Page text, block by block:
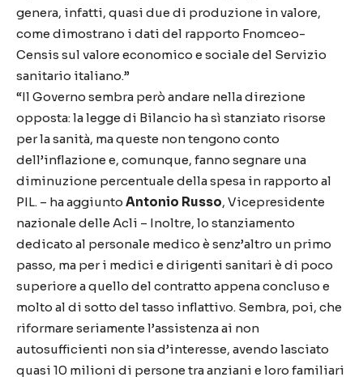
genera, infatti, quasi due di produzione in valore,
come dimostrano i dati del rapporto Fnomceo-
Censis sul valore economico e sociale del Servizio
sanitario italiano.”
“Il Governo sembra però andare nella direzione
opposta: la legge di Bilancio ha sì stanziato risorse
per la sanità, ma queste non tengono conto
dell’inflazione e, comunque, fanno segnare una
diminuzione percentuale della spesa in rapporto al
PIL. – ha aggiunto Antonio Russo, Vicepresidente
nazionale delle Acli – Inoltre, lo stanziamento
dedicato al personale medico è senz’altro un primo
passo, ma per i medici e dirigenti sanitari è di poco
superiore a quello del contratto appena concluso e
molto al di sotto del tasso inflattivo. Sembra, poi, che
riformare seriamente l’assistenza ai non
autosufficienti non sia d’interesse, avendo lasciato
quasi 10 milioni di persone tra anziani e loro familiari